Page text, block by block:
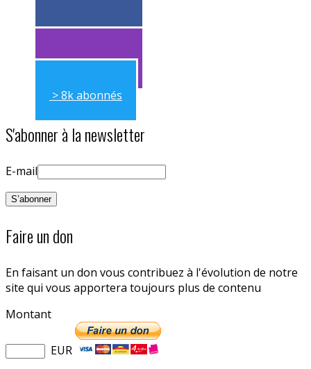
> 11k abonnés
> 11k abonnés
> 8k abonnés
S'abonner à la newsletter
E-mail
Faire un don
En faisant un don vous contribuez à l'évolution de notre
site qui vous apportera toujours plus de contenu
Montant
EUR